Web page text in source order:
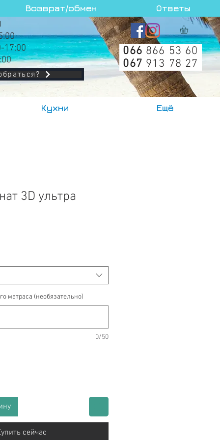
Возврат/обмен Ответы
17:00
066 866 53 60
067 913 78 27
Кухни Ещё
3D ультра
матраса (необязательно)
0/50
сейчас